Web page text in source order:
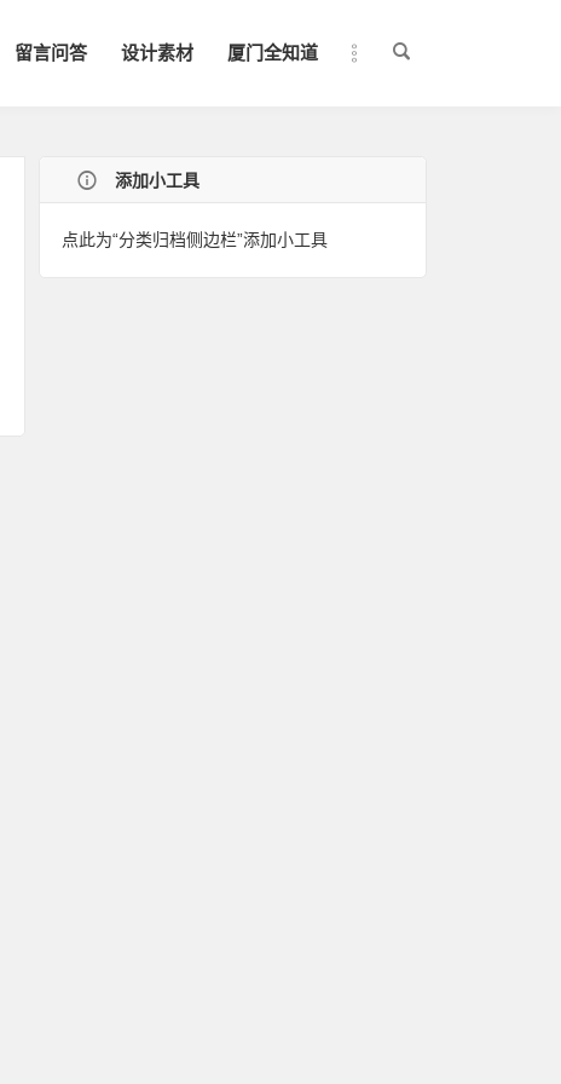
留言问答 设计素材 厦门全知道
添加小工具
点此为“分类归档侧边栏”添加小工具